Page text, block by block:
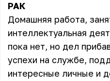
РАК
Домашняя работа,
интеллектуальная
пока нет, но дел
успехи на службе,
интересные личные и